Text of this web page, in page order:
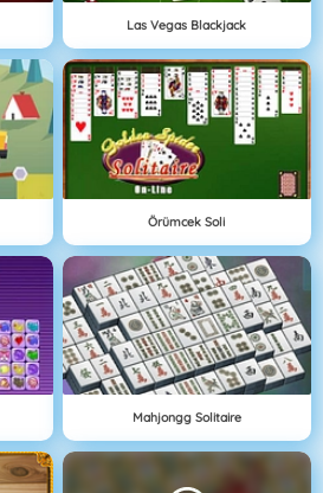
Las Vegas Blackjack
Örümcek Soli
Mahjongg Solitaire